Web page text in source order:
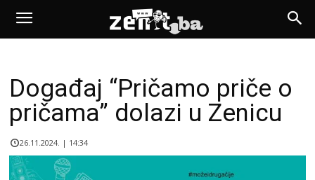
Događaj “Pričamo priče o
pričama” dolazi u Zenicu
26.11.2024. | 14:34